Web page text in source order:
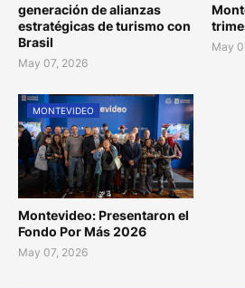
generación de alianzas
estratégicas de turismo con
Brasil
May 07, 2026
May
MONTEVIDEO
Montevideo: Presentaron el
Fondo Por Más 2026
May 07, 2026